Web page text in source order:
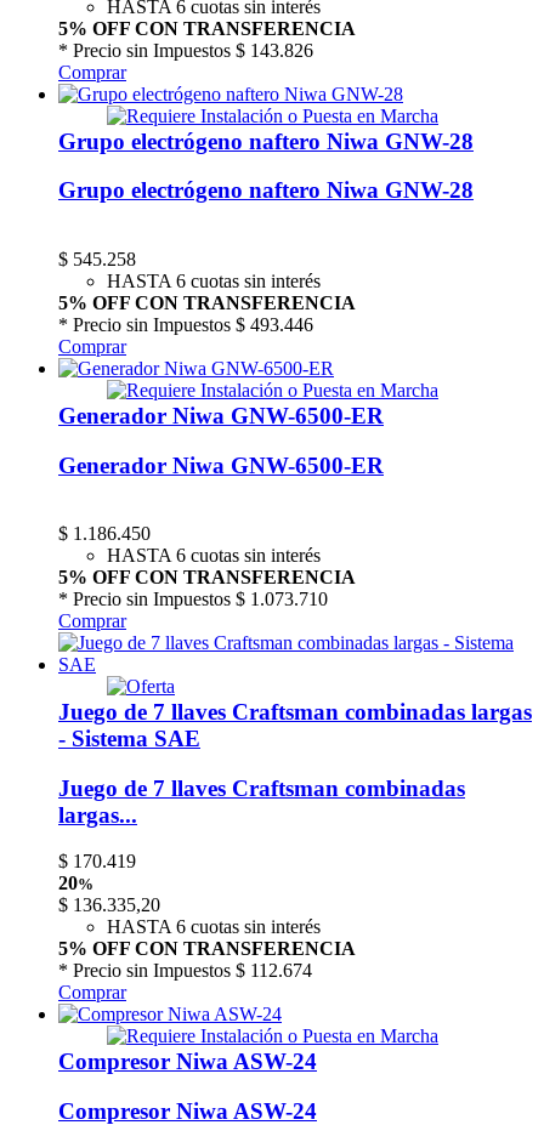
HASTA 6 cuotas sin interés
5% OFF CON TRANSFERENCIA
* Precio sin Impuestos $ 143.826
Comprar
Grupo electrógeno naftero Niwa GNW-28
Grupo electrógeno naftero Niwa GNW-28
$ 545.258
HASTA 6 cuotas sin interés
5% OFF CON TRANSFERENCIA
* Precio sin Impuestos $ 493.446
Comprar
Generador Niwa GNW-6500-ER
Generador Niwa GNW-6500-ER
$ 1.186.450
HASTA 6 cuotas sin interés
5% OFF CON TRANSFERENCIA
* Precio sin Impuestos $ 1.073.710
Comprar
Juego de 7 llaves Craftsman combinadas largas
- Sistema SAE
Juego de 7 llaves Craftsman combinadas
largas...
$ 170.419
20%
$ 136.335,20
HASTA 6 cuotas sin interés
5% OFF CON TRANSFERENCIA
* Precio sin Impuestos $ 112.674
Comprar
Compresor Niwa ASW-24
Compresor Niwa ASW-24